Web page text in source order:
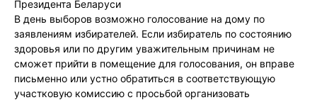
В день выборов возможно голосование на дому по
заявлениям избирателей. Если избиратель по состоянию
здоровья или по другим уважительным причинам не
сможет прийти в помещение для голосования, он вправе
письменно или устно обратиться в соответствующую
участковую комиссию с просьбой организовать